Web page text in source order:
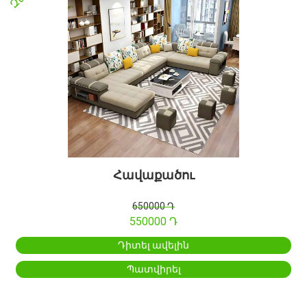
Հավաքածու
650000 Դ
550000 Դ
Դիտել ավելին
Պատվիրել